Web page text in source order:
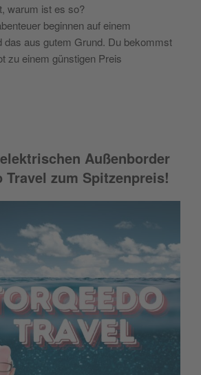
warum ist es so?
beginnen auf einem
das aus gutem Grund. Du bekommst
zu einem günstigen Preis
Außenborder
Travel zum Spitzenpreis!